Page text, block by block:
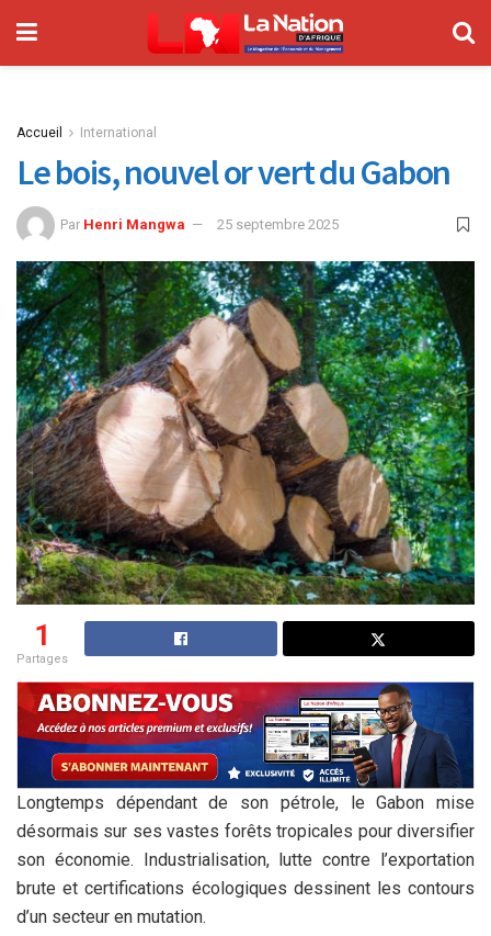
Accueil International
Le bois, nouvel or vert du Gabon
Par Henri Mangwa 25 septembre 2025
1
Partages
Longtemps dépendant de son pétrole, le Gabon mise
désormais sur ses vastes forêts tropicales pour diversifier
son économie. Industrialisation, lutte contre l’exportation
brute et certifications écologiques dessinent les contours
d’un secteur en mutation.